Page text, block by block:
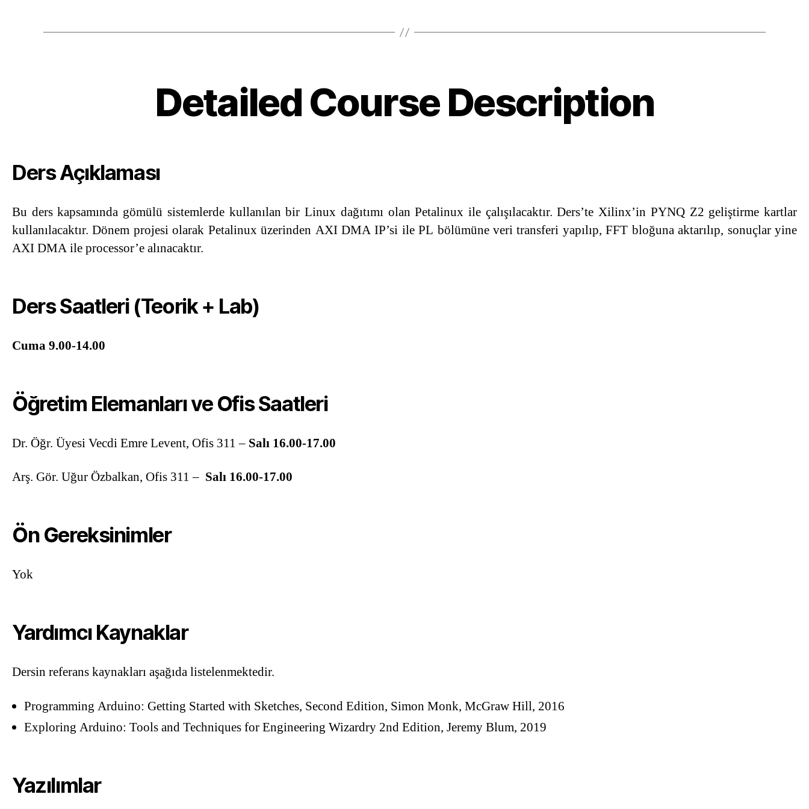
Categories
Detailed Course Description
Ders Açıklaması
Bu ders kapsamında gömülü sistemlerde kullanılan bir Linux dağıtımı olan Petalinux ile çalışılacaktır. Ders’te Xilinx’in PYNQ Z2 geliştirme kartlar
kullanılacaktır. Dönem projesi olarak Petalinux üzerinden AXI DMA IP’si ile PL bölümüne veri transferi yapılıp, FFT bloğuna aktarılıp, sonuçlar yine
AXI DMA ile processor’e alınacaktır.
Ders Saatleri (Teorik + Lab)
Cuma 9.00-14.00
Öğretim Elemanları ve Ofis Saatleri
Dr. Öğr. Üyesi Vecdi Emre Levent, Ofis 311 – Salı 16.00-17.00
Arş. Gör. Uğur Özbalkan, Ofis 311 – Salı 16.00-17.00
Ön Gereksinimler
Yok
Yardımcı Kaynaklar
Dersin referans kaynakları aşağıda listelenmektedir.
Programming Arduino: Getting Started with Sketches, Second Edition, Simon Monk, McGraw Hill, 2016
Exploring Arduino: Tools and Techniques for Engineering Wizardry 2nd Edition, Jeremy Blum, 2019
Yazılımlar